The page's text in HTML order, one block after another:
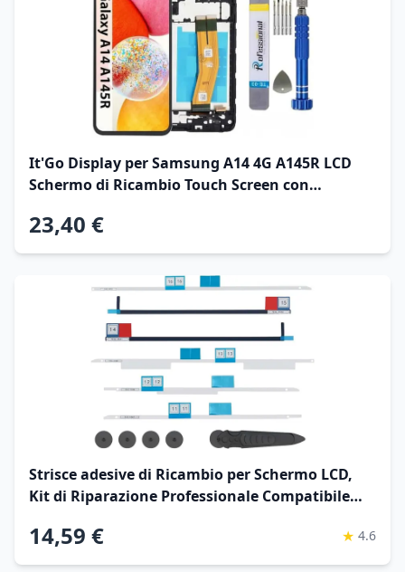
It'Go Display per Samsung A14 4G A145R LCD
Schermo di Ricambio Touch Screen con
23,40 €
Strisce adesive di Ricambio per Schermo LCD,
Kit di Riparazione Professionale Compatibile
Strumento di Apertura)
14,59 € ★ 4.6